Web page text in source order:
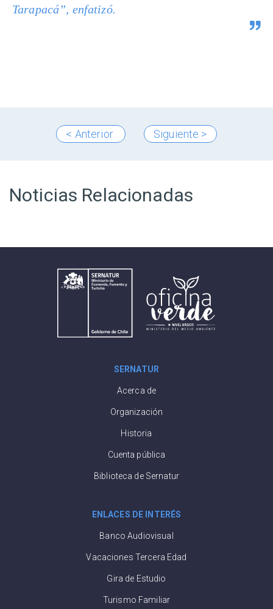
Tarapacá”, enfatizó.
< Anterior Siguiente >
Noticias Relacionadas
SERNATUR
Acerca de
Organización
Historia
Cuenta pública
Biblioteca de Sernatur
ENLACES DE INTERÉS
Banco Audiovisual
Vacaciones Tercera Edad
Gira de Estudio
Turismo Familiar